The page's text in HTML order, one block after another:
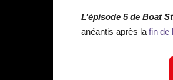
L’épisode 5 de Boat
anéantis après la fin de